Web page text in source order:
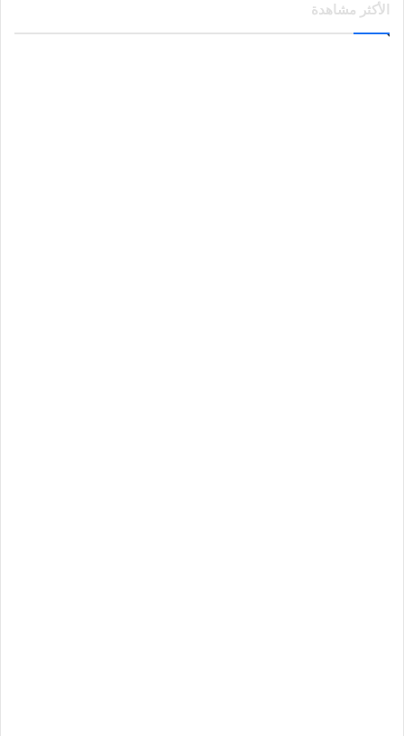
الأكثر مشاهدة